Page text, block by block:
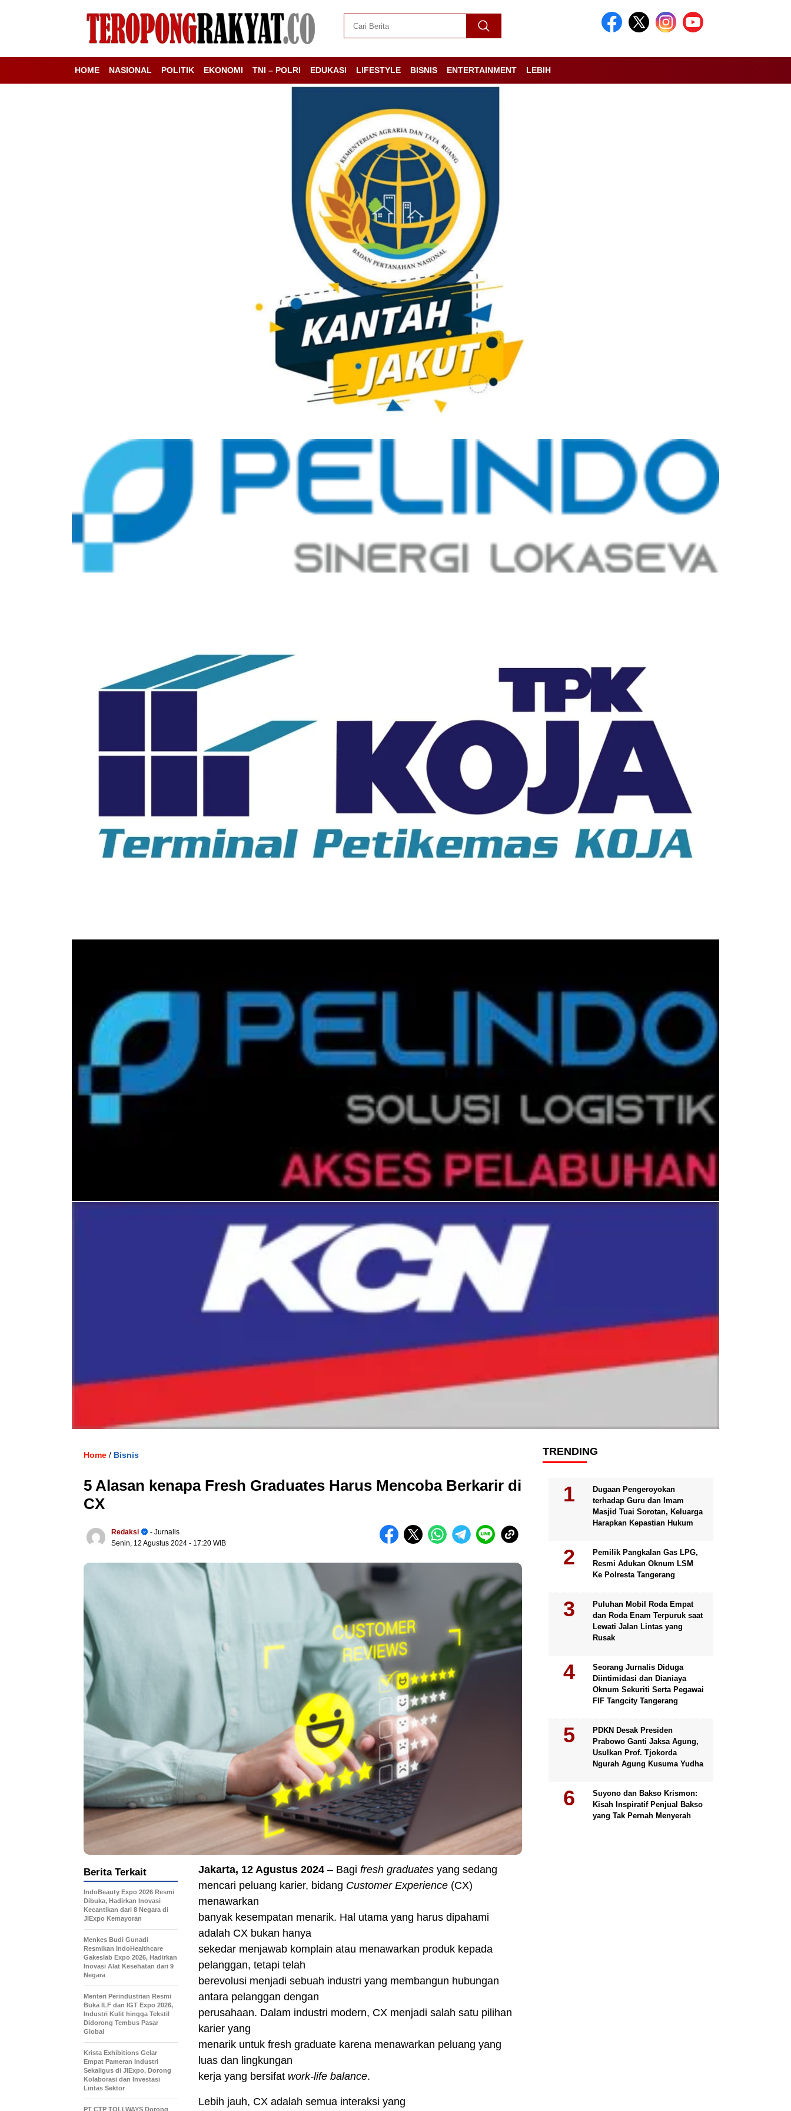
HOME NASIONAL POLITIK EKONOMI TNI – POLRI EDUKASI LIFESTYLE BISNIS ENTERTAINMENT LEBIH
Home / Bisnis
5 Alasan kenapa Fresh Graduates Harus Mencoba Berkarir di
CX
Redaksi
- Jurnalis
Senin, 12 Agustus 2024 - 17:20 WIB
Jakarta, 12 Agustus 2024 – Bagi fresh graduates yang sedang
mencari peluang karier, bidang Customer Experience (CX)
menawarkan
banyak kesempatan menarik. Hal utama yang harus dipahami
adalah CX bukan hanya
sekedar menjawab komplain atau menawarkan produk kepada
pelanggan, tetapi telah
berevolusi menjadi sebuah industri yang membangun hubungan
antara pelanggan dengan
perusahaan. Dalam industri modern, CX menjadi salah satu pilihan
karier yang
menarik untuk fresh graduate karena menawarkan peluang yang
luas dan lingkungan
kerja yang bersifat work-life balance.
Lebih jauh, CX adalah semua interaksi yang
Berita Terkait
IndoBeauty Expo 2026 Resmi
Dibuka, Hadirkan Inovasi
Kecantikan dari 8 Negara di
JIExpo Kemayoran
Menkes Budi Gunadi
Resmikan IndoHealthcare
Gakeslab Expo 2026, Hadirkan
Inovasi Alat Kesehatan dari 9
Negara
Menteri Perindustrian Resmi
Buka ILF dan IGT Expo 2026,
Industri Kulit hingga Tekstil
Didorong Tembus Pasar
Global
Krista Exhibitions Gelar
Empat Pameran Industri
Sekaligus di JIExpo, Dorong
Kolaborasi dan Investasi
Lintas Sektor
PT CTP TOLLWAYS Dorong
TRENDING
Dugaan Pengeroyokan
terhadap Guru dan Imam
Masjid Tuai Sorotan, Keluarga
Harapkan Kepastian Hukum
Pemilik Pangkalan Gas LPG,
Resmi Adukan Oknum LSM
Ke Polresta Tangerang
Puluhan Mobil Roda Empat
dan Roda Enam Terpuruk saat
Lewati Jalan Lintas yang
Rusak
Seorang Jurnalis Diduga
Diintimidasi dan Dianiaya
Oknum Sekuriti Serta Pegawai
FIF Tangcity Tangerang
PDKN Desak Presiden
Prabowo Ganti Jaksa Agung,
Usulkan Prof. Tjokorda
Ngurah Agung Kusuma Yudha
Suyono dan Bakso Krismon:
Kisah Inspiratif Penjual Bakso
yang Tak Pernah Menyerah